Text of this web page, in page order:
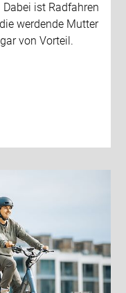
ist Radfahren
werdende Mutter
von Vorteil.